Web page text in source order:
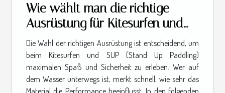
Wie wählt man die richtige
Ausrüstung für Kitesurfen und
SUP?
Die Wahl der richtigen Ausrüstung ist entscheidend, um
beim Kitesurfen und SUP (Stand Up Paddling)
maximalen Spaß und Sicherheit zu erleben. Wer auf
dem Wasser unterwegs ist, merkt schnell, wie sehr das
Material die Performance beeinflusst. In den folgenden